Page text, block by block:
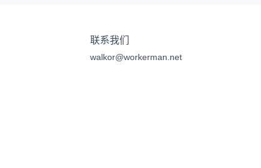
联系我们
walkor@workerman.net